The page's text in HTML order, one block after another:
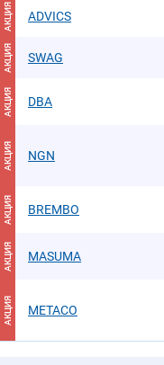
АКЦИЯ ADVICS
АКЦИЯ SWAG
АКЦИЯ DBA
АКЦИЯ NGN
АКЦИЯ BREMBO
АКЦИЯ MASUMA
АКЦИЯ METACO